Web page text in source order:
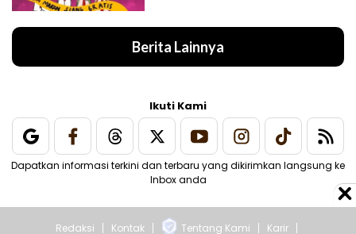
Berita Lainnya
Ikuti Kami
Dapatkan informasi terkini dan terbaru yang dikirimkan langsung ke
Inbox anda
Redaksi Kontak Tentang Kami Karir